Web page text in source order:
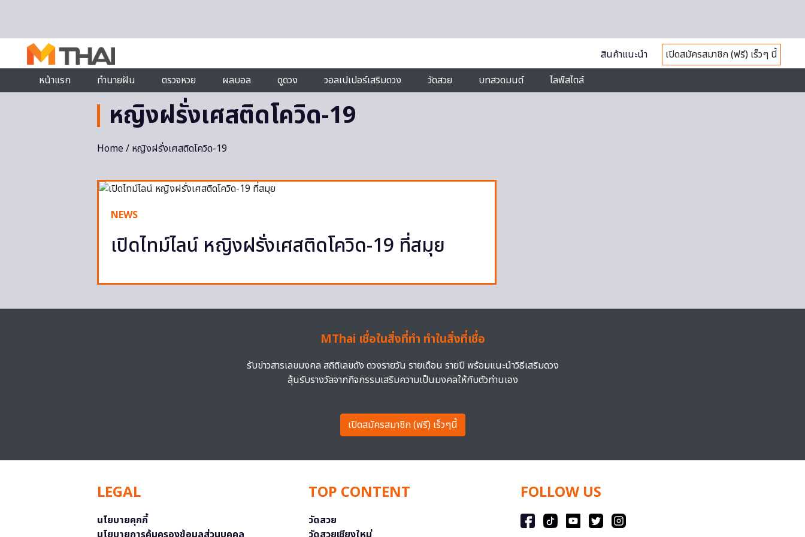
สินค้าแนะนำ
เปิดสมัครสมาชิก (ฟรี) เร็วๆ นี้
หน้าแรก
ทำนายฝัน ตรวจหวย ผลบอล ดูดวง วอลเปเปอร์เสริมดวง วัดสวย บทสวดมนต์ ไลฟ์สไตล์
หญิงฝรั่งเศสติดโควิด-19
Home/ หญิงฝรั่งเศสติดโควิด-19
NEWS
เปิดไทม์ไลน์ หญิงฝรั่งเศสติดโควิด-19 ที่สมุย
MThai เชื่อในสิ่งที่ทำ ทำในสิ่งที่เชื่อ
รับข่าวสารเลขมงคล สถิติเลขดัง ดวงรายวัน รายเดือน รายปี พร้อมแนะนำวิธีเสริมดวง
ลุ้นรับรางวัลจากกิจกรรมเสริมความเป็นมงคลให้กับตัวท่านเอง
เปิดสมัครสมาชิก (ฟรี) เร็วๆนี้
LEGAL
นโยบายคุกกี้
TOP CONTENT
วัดสวย
FOLLOW US